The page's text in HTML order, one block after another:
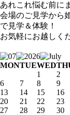
あれこれ悩む前に
会場のご見学から
で見学＆体験！
お気軽にお越しく
MONTUEWED
1
2
6
7 8 9
13
14 15 16
20
21 22 23
27
28 29 30